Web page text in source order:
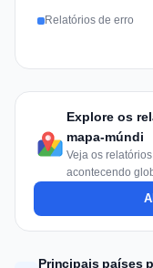
Relatórios de erro
Explore os
mapa-múndi
Veja os
acontecendo
Principais países